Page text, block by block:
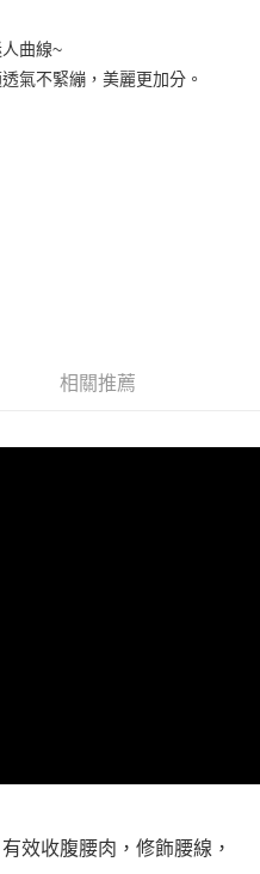
分期」於每月結算日後寄送繳費提
條碼／台灣大直營門市／銀行轉
繳費。
（以下簡稱本公司）所提供，讓
服務，並由商店將買賣／分期付款
公司帳單繳交帳款。
灣大哥大進項蒐集、處理及利用，
之確認、核對及更正。
後，將跳轉至「AFTEE先享後付」
簡訊。
方視為交易完成。
費，但若您需要取消訂單，請聯絡
單仍視為有效，需透過AFTEE先享
之結帳頁面顯示為準，若有關於
關疑問，請聯繫「AFTEE先享後付
support/home
網址：
引起之損失，本公司不負相關責
費
費
費
曲線~
氣不緊繃，美麗更加分。
相關推薦
效收腹腰肉，修飾腰線，